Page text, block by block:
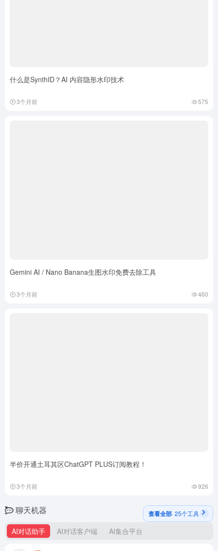
什么是SynthID？AI 内容隐形水印技术
3个月前 575
Gemini AI / Nano Banana生图水印免费去除工具
3个月前 460
半价开通土耳其区ChatGPT PLUS订阅教程！
3个月前 926
聊天机器
AI对话助手 AI对话客户端 AI集合平台
查看全部· 25个工具